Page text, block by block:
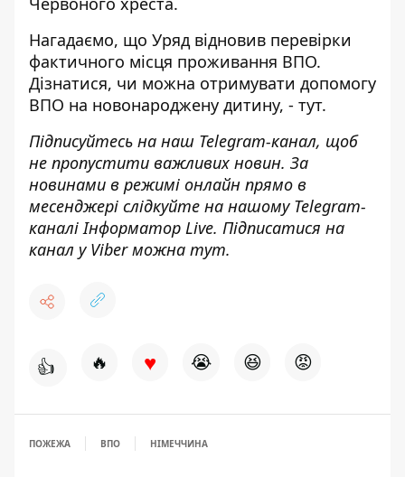
Нагадаємо, що Уряд відновив перевірки
фактичного місця проживання ВПО.
Дізнатися, чи можна отримувати допомогу
ВПО на новонароджену дитину, - тут.
Підписуйтесь на наш Telegram-канал, щоб
не пропустити важливих новин. За
новинами в режимі онлайн прямо в
месенджері слідкуйте на нашому Telegram-
каналіІнформатор Live. Підписатися на
канал у Viber можна тут.
👍 🔥 ♥ 😭 😆 😡
ПОЖЕЖА ВПО НІМЕЧЧИНА